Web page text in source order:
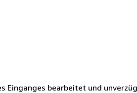
bearbeitet und